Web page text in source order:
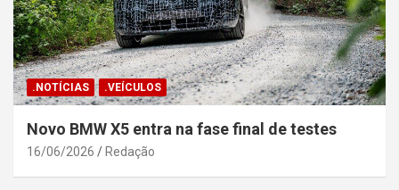
.NOTÍCIAS .VEÍCULOS
Novo BMW X5 entra na fase final de testes
16/06/2026 Redação